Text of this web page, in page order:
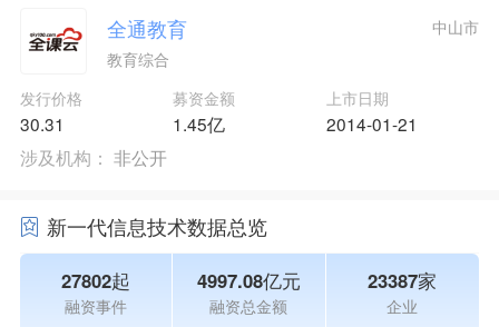
全通教育
教育综合
中山市
发行价格
30.31
募资金额
1.45亿
上市日期
2014-01-21
涉及机构： 非公开
新一代信息技术数据总览
27802起
融资事件
4997.08亿元
融资总金额
23387家
企业